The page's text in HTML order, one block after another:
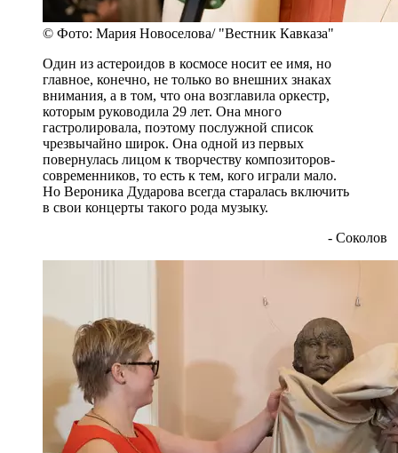
© Фото: Мария Новоселова/ "Вестник Кавказа"
Один из астероидов в космосе носит ее имя, но
главное, конечно, не только во внешних знаках
внимания, а в том, что она возглавила оркестр,
которым руководила 29 лет. Она много
гастролировала, поэтому послужной список
чрезвычайно широк. Она одной из первых
повернулась лицом к творчеству композиторов-
современников, то есть к тем, кого играли мало.
Но Вероника Дударова всегда старалась включить
в свои концерты такого рода музыку.
- Соколов